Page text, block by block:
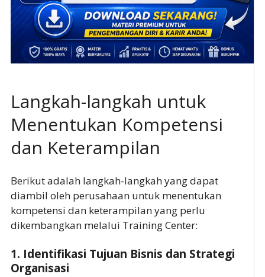
Langkah-langkah untuk
Menentukan Kompetensi
dan Keterampilan
Berikut adalah langkah-langkah yang dapat
diambil oleh perusahaan untuk menentukan
kompetensi dan keterampilan yang perlu
dikembangkan melalui Training Center:
1. Identifikasi Tujuan Bisnis dan Strategi
Organisasi